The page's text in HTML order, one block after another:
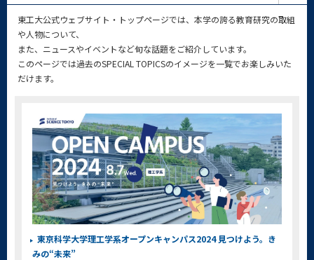
東工大公式ウェブサイト・トップページでは、本学の誇る教育研究の取組
や人物について、
また、ニュースやイベントなど旬な話題をご紹介しています。
このページでは過去のSPECIAL TOPICSのイメージを一覧でお楽しみいた
だけます。
東京科学大学理工学系オープンキャンパス2024 見つけよう。き
みの“未来”